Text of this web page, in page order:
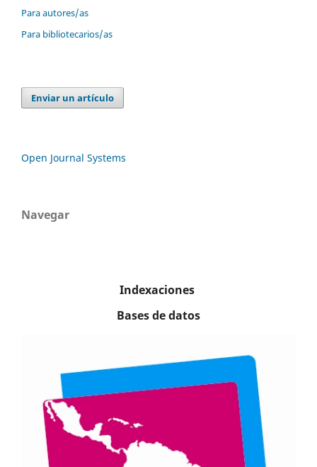
Para autores/as
Para bibliotecarios/as
Enviar un artículo
Open Journal Systems
Navegar
Indexaciones
Bases de datos